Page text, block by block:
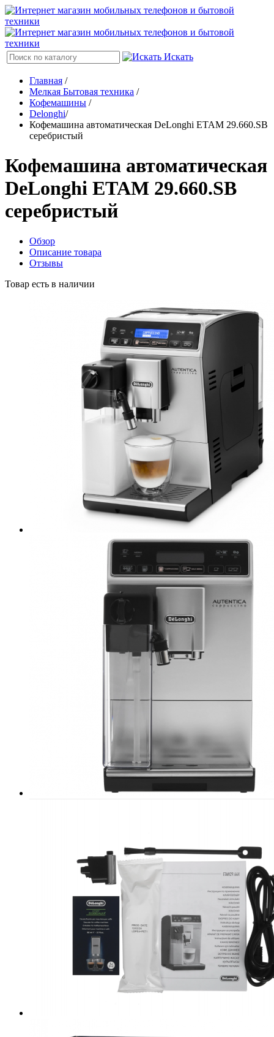
Искать
Главная /
Мелкая Бытовая техника /
Кофемашины /
Delonghi/
Кофемашина автоматическая DeLonghi ETAM 29.660.SB
серебристый
Кофемашина автоматическая
DeLonghi ETAM 29.660.SB
серебристый
Обзор
Описание товара
Отзывы
Товар есть в наличии